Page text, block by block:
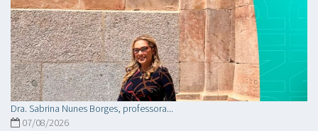
Dra. Sabrina Nunes Borges, professora...
07/08/2026